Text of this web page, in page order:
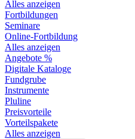
Alles anzeigen
Fortbildungen
Seminare
Online-Fortbildung
Alles anzeigen
Angebote %
Digitale Kataloge
Fundgrube
Instrumente
Pluline
Preisvorteile
Vorteilspakete
Alles anzeigen